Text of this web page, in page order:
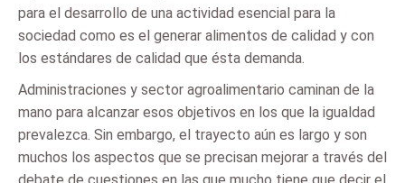
para el desarrollo de una actividad esencial para la
sociedad como es el generar alimentos de calidad y con
los estándares de calidad que ésta demanda.
Administraciones y sector agroalimentario caminan de la
mano para alcanzar esos objetivos en los que la igualdad
prevalezca. Sin embargo, el trayecto aún es largo y son
muchos los aspectos que se precisan mejorar a través del